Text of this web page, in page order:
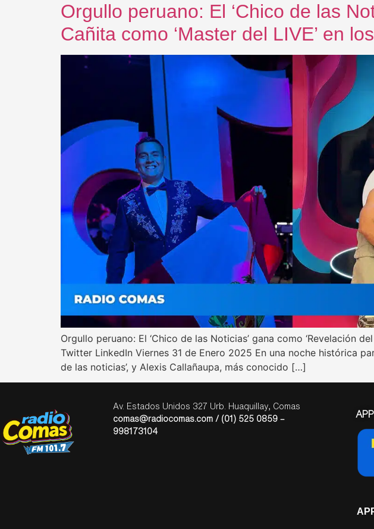
Orgullo peruano: El ‘Chico de las
Cañita como ‘Master del LIVE’ en
Orgullo peruano: El ‘Chico de las Noticias’ gana como ‘Revelación
Twitter LinkedIn Viernes 31 de Enero 2025 En una noche histórica
de las noticias’, y Alexis Callañaupa, más conocido […]
Av. Estados Unidos 327 Urb. Huaquillay, Comas
comas@radiocomas.com / (01) 525 0859 –
998173104